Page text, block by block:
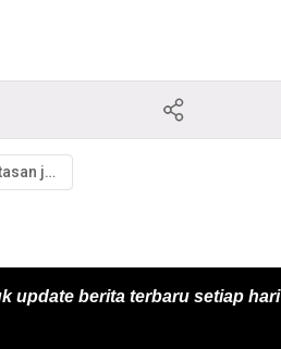
Pemberantasan judi online
update berita terbaru setiap hari